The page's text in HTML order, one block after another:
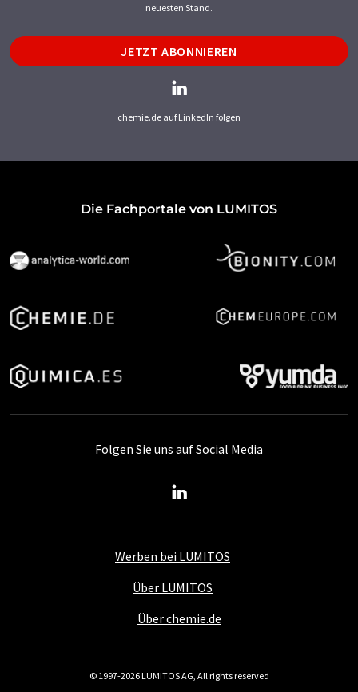
neuesten Stand.
JETZT ABONNIEREN
chemie.de auf LinkedIn folgen
Die Fachportale von LUMITOS
Werben bei LUMITOS
Über LUMITOS
Über chemie.de
Folgen Sie uns auf Social Media
© 1997-2026 LUMITOS AG, All rights reserved